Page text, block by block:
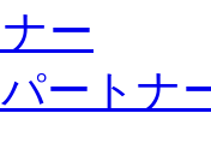
ー
ートナ